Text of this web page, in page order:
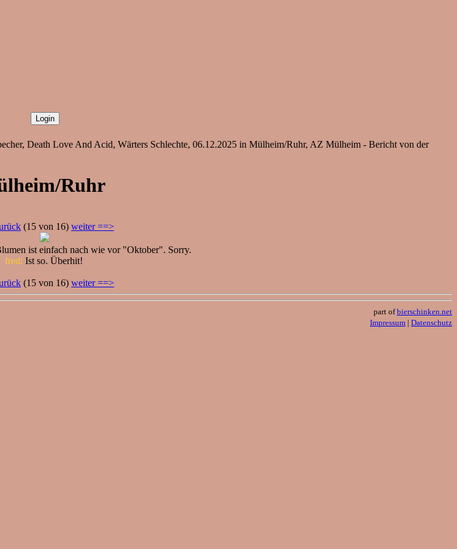
Death Love And Acid, Wärters Schlechte, 06.12.2025 in Mülheim/Ruhr, AZ Mülheim - Bericht von der
Ruhr
(15 von 16) weiter ==>
ist einfach nach wie vor "Oktober". Sorry.
fred: Ist so. Überhit!
(15 von 16) weiter ==>
part ofbierschinken.net
Impressum | Datenschutz